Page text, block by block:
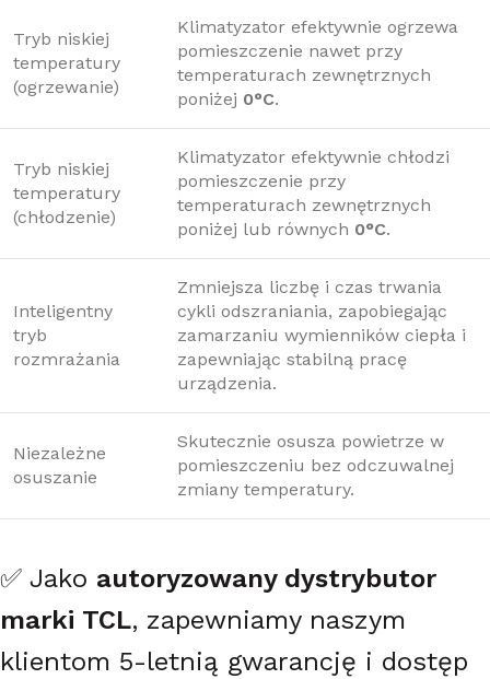
Tryb niskiej
temperatury
(ogrzewanie)
Klimatyzator efektywnie ogrzewa
pomieszczenie nawet przy
temperaturach zewnętrznych
poniżej 0°C.
Tryb niskiej
temperatury
(chłodzenie)
Klimatyzator efektywnie chłodzi
pomieszczenie przy
temperaturach zewnętrznych
poniżej lub równych 0°C.
Inteligentny
tryb
rozmrażania
Zmniejsza liczbę i czas trwania
cykli odszraniania, zapobiegając
zamarzaniu wymienników ciepła i
zapewniając stabilną pracę
urządzenia.
Niezależne
osuszanie
Skutecznie osusza powietrze w
pomieszczeniu bez odczuwalnej
zmiany temperatury.
✅ Jako autoryzowany dystrybutor
marki TCL, zapewniamy naszym
klientom 5-letnią gwarancję i dostęp